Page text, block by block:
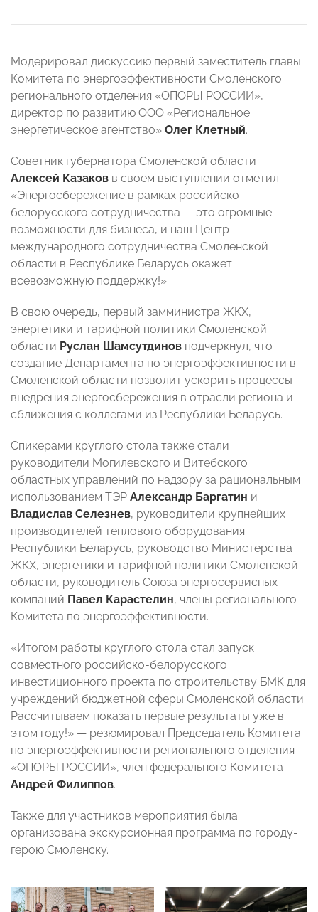
Модерировал дискуссию первый заместитель главы
Комитета по энергоэффективности Смоленского
регионального отделения «ОПОРЫ РОССИИ»,
директор по развитию ООО «Региональное
энергетическое агентство» Олег Клетный.
Советник губернатора Смоленской области
Алексей Казаков в своем выступлении отметил:
«Энергосбережение в рамках российско-
белорусского сотрудничества — это огромные
возможности для бизнеса, и наш Центр
международного сотрудничества Смоленской
области в Республике Беларусь окажет
всевозможную поддержку!»
В свою очередь, первый замминистра ЖКХ,
энергетики и тарифной политики Смоленской
области Руслан Шамсутдинов подчеркнул, что
создание Департамента по энергоэффективности в
Смоленской области позволит ускорить процессы
внедрения энергосбережения в отрасли региона и
сближения с коллегами из Республики Беларусь.
Спикерами круглого стола также стали
руководители Могилевского и Витебского
областных управлений по надзору за рациональным
использованием ТЭР Александр Баргатин и
Владислав Селезнев, руководители крупнейших
производителей теплового оборудования
Республики Беларусь, руководство Министерства
ЖКХ, энергетики и тарифной политики Смоленской
области, руководитель Союза энергосервисных
компаний Павел Карастелин, члены регионального
Комитета по энергоэффективности.
«Итогом работы круглого стола стал запуск
совместного российско-белорусского
инвестиционного проекта по строительству БМК для
учреждений бюджетной сферы Смоленской области.
Рассчитываем показать первые результаты уже в
этом году!» — резюмировал Председатель Комитета
по энергоэффективности регионального отделения
«ОПОРЫ РОССИИ», член федерального Комитета
Андрей Филиппов.
Также для участников мероприятия была
организована экскурсионная программа по городу-
герою Смоленску.